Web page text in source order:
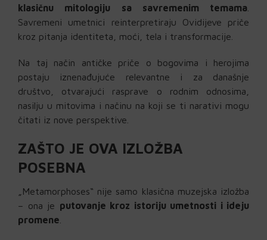
klasičnu mitologiju sa savremenim temama
Savremeni umetnici reinterpretiraju Ovidijeve priče
kroz pitanja identiteta, moći, tela i transformacije.
Na taj način antičke priče o bogovima i herojima
postaju iznenađujuće relevantne i za današnje
društvo, otvarajući rasprave o rodnim odnosima,
nasilju u mitovima i načinu na koji se ti narativi mogu
čitati iz nove perspektive.
ZAŠTO JE OVA IZLOŽBA
POSEBNA
„Metamorphoses“ nije samo klasična muzejska izložba
– ona je putovanje kroz istoriju umetnosti i ideju
promene